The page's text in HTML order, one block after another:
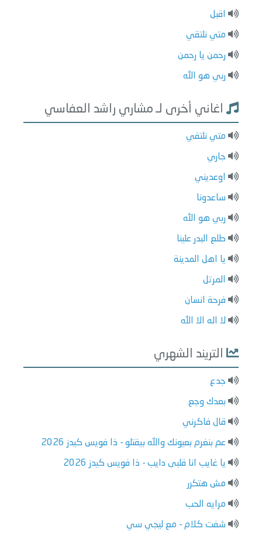
اقبل
متي نلتقي
رحمن يا رحمن
ربي هو الله
اغاني أخرى لـ مشاري راشد العفاسي
متي نلتقي
جاري
اوعديني
ساعدونا
ربي هو الله
طلع البدر علينا
يا اهل المدينة
المرتل
فرحة انسان
لا اله الا الله
التريند الشهري
جدع
بعدك وجع
قال فاكرني
عم بنغرم بعيونك والله بيقتلو - ذا فويس كيدز 2026
يا غايب انا قلبى دايب - ذا فويس كيدز 2026
مش هتكرر
مرايه الحب
شفت كلام - مع ليجي سي